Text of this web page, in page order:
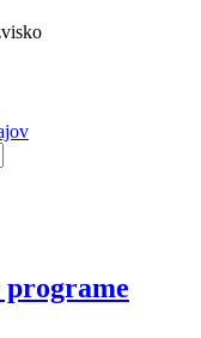
programe